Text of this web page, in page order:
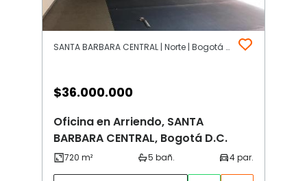
SANTA BARBARA CENTRAL | Norte | Bogotá D.C.
$36.000.000
Oficina en Arriendo, SANTA
BARBARA CENTRAL, Bogotá D.C.